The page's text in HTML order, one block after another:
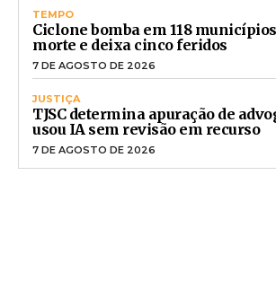
TEMPO
Ciclone bomba em 118 municípios
morte e deixa cinco feridos
7 DE AGOSTO DE 2026
JUSTIÇA
TJSC determina apuração de
usou IA sem revisão em recurso
7 DE AGOSTO DE 2026